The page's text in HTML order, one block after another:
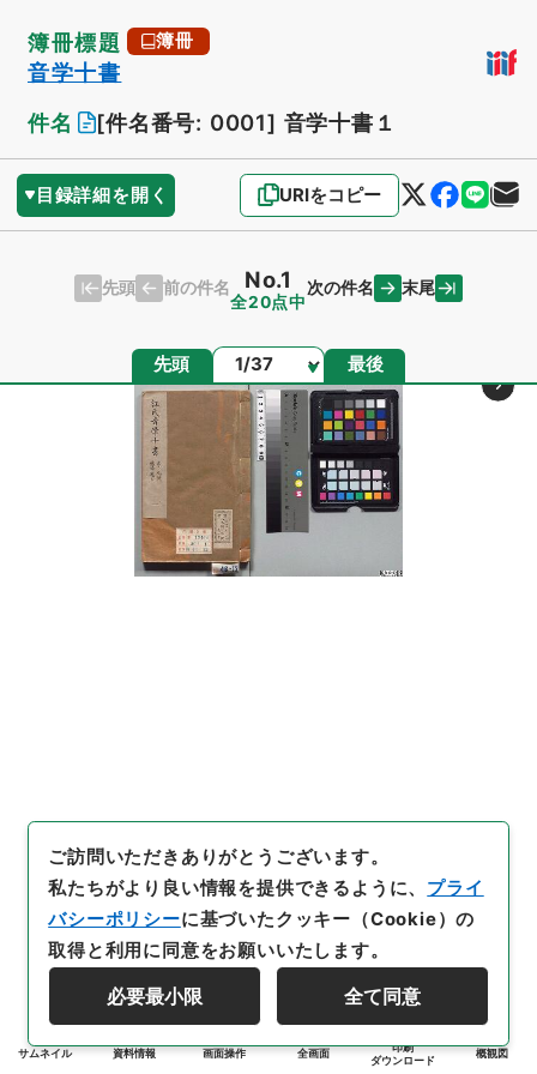
簿冊標題 簿冊
音学十書
件名
[件名番号: 0001] 音学十書１
目録詳細を開く URIをコピー
先頭 前の件名 No.1
全20点中
次の件名 末尾
先頭 ページ 最後
サムネイル 資料情報 画面操作 全画面
印刷
ダウンロード
概観図
ご訪問いただきありがとうございます。
私たちがより良い情報を提供できるように、 プライ
バシーポリシーに基づいたクッキー（Cookie）の
取得と利用に同意をお願いいたします。
必要最小限 全て同意